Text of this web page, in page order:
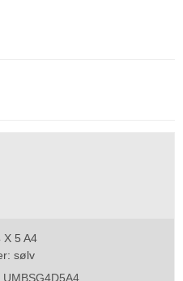
X 5 A4
sølv
UMBSG4D5A4